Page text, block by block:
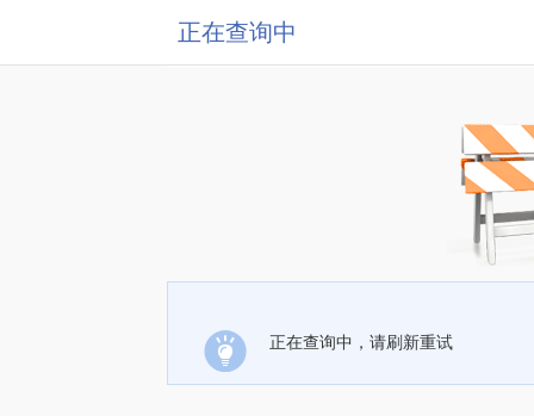
正在查询中
正在查询中，请刷新重试